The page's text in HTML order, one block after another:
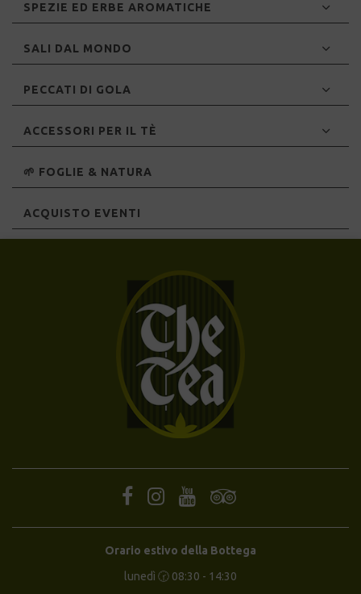
SPEZIE ED ERBE AROMATICHE
SALI DAL MONDO
PECCATI DI GOLA
ACCESSORI PER IL TÈ
🌱 FOGLIE & NATURA
ACQUISTO EVENTI
Orario estivo della Bottega
lunedì 🕝 08:30 - 14:30